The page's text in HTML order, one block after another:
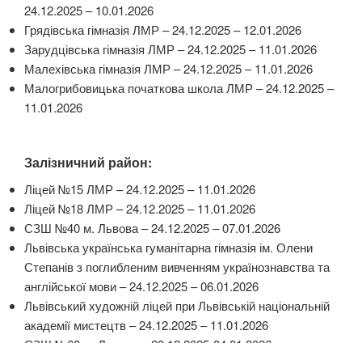
24.12.2025 – 10.01.2026
Грядівська гімназія ЛМР – 24.12.2025 – 12.01.2026
Зарудцівська гімназія ЛМР – 24.12.2025 – 11.01.2026
Малехівська гімназія ЛМР – 24.12.2025 – 11.01.2026
Малогрибовицька початкова школа ЛМР – 24.12.2025 –
11.01.2026
Залізничний район:
Ліцей №15 ЛМР – 24.12.2025 – 11.01.2026
Ліцей №18 ЛМР – 24.12.2025 – 11.01.2026
СЗШ №40 м. Львова – 24.12.2025 – 07.01.2026
Львівська українська гуманітарна гімназія ім. Олени
Степанів з поглибленим вивченням українознавства та
англійської мови – 24.12.2025 – 06.01.2026
Львівський художній ліцей при Львівській національній
академії мистецтв – 24.12.2025 – 11.01.2026